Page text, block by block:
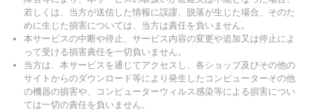
若しくは、当方が送信した情報に誤謬、脱落が生じた場合、そのた
めに生じた損害については、当方は責任を負いません。
本サービスの中断や停止、サービス内容の変更や追加又は停止によ
って受ける損害責任を一切負いません。
当方は、本サービスを通じてアクセスし、各ショップ及びその他の
サイトからのダウンロード等により発生したコンピューターその他
の機器の損害や、コンピューターウィルス感染等による損害につい
ては一切の責任を負いません。